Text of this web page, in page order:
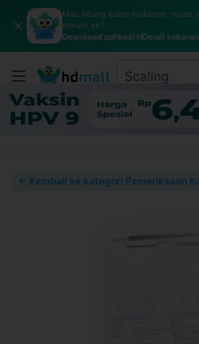
✕
Mau hitung kalori makanan, masa
minum air?
Download aplikasi HDmall
← Kembali ke kategori Pemeriksaan